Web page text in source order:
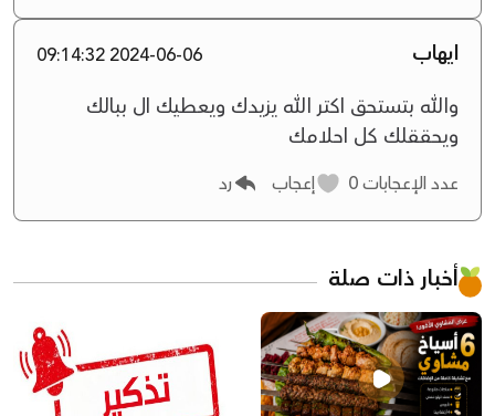
ايهاب 2024-06-06 09:14:32
والله بتستحق اكتر الله يزيدك ويعطيك ال ببالك
ويحققلك كل احلامك
عدد الإعجابات إعجاب رد
أخبار ذات صلة